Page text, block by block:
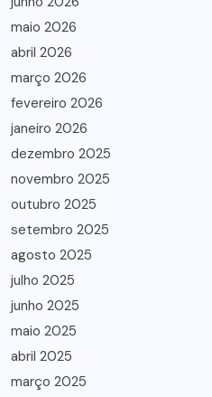
maio 2026
abril 2026
março 2026
fevereiro 2026
janeiro 2026
dezembro 2025
novembro 2025
outubro 2025
setembro 2025
agosto 2025
julho 2025
junho 2025
maio 2025
abril 2025
março 2025